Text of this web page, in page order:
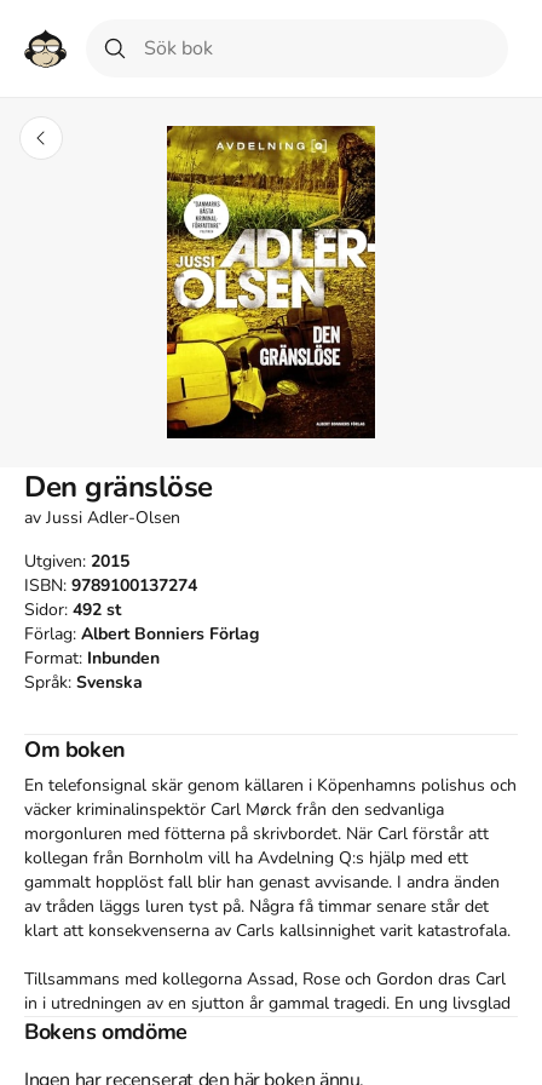
Den gränslöse
av Jussi Adler-Olsen
Utgiven: 2015
ISBN: 9789100137274
Sidor: 492 st
Förlag: Albert Bonniers Förlag
Format: Inbunden
Språk: Svenska
Om boken
En telefonsignal skär genom källaren i Köpenhamns polishus och
väcker kriminalinspektör Carl Mørck från den sedvanliga
morgonluren med fötterna på skrivbordet. När Carl förstår att
kollegan från Bornholm vill ha Avdelning Q:s hjälp med ett
gammalt hopplöst fall blir han genast avvisande. I andra änden
av tråden läggs luren tyst på. Några få timmar senare står det
klart att konsekvenserna av Carls kallsinnighet varit katastrofala.
Tillsammans med kollegorna Assad, Rose och Gordon dras Carl
in i utredningen av en sjutton år gammal tragedi. En ung livsglad
kvinna försvann från en folkhögskola på Bornholm och hittades
skeptiskt lagde Carl blir det mystiska fallet särskilt svårt att finna
Bokens omdöme